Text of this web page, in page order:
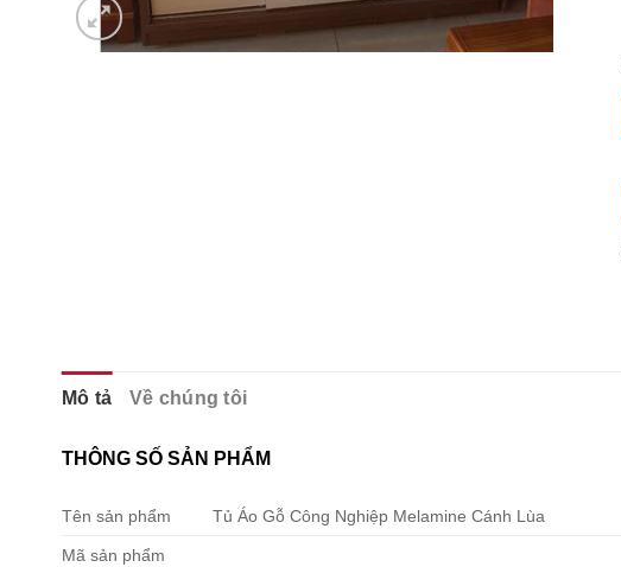
Mô tả Về chúng tôi
THÔNG SỐ SẢN PHẨM
Tên sản phẩm Tủ Áo Gỗ Công Nghiệp Melamine Cánh Lùa
Mã sản phẩm